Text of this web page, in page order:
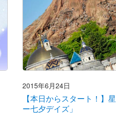
2015年6月24日
【本日からスタート！】
ー七夕デイズ」